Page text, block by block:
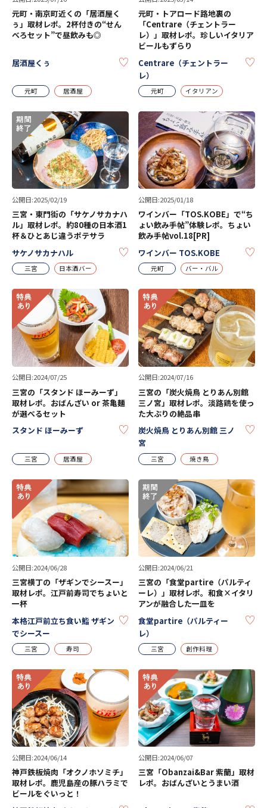
元町・南京町近くの「居酒屋く
ぅ」取材レポ。2杯付きの“せん
べろセット”で昼飲みも◎
居酒屋くぅ KEEP
元町 居酒屋
元町・トアロード路地裏の
「Centrare（チェントラー
レ）」取材レポ。珍しいイタリア
ビールもずらり
Centrare（チェントラー
レ）
元町 イタリアン
公開日:2025/02/19
三宮・東門街の「サケノサカナハ
ル」取材レポ。約80種の日本酒1
杯＆ひとあじ違うポテサラ
サケノサカナハル
KEEP
三宮 日本酒バー
公開日:2025/01/18
ワインバー「TOS.KOBE」で“ち
ょい飲み手帖”体験レポ。ちょい
飲み手帖vol.18[PR]
ワインバー TOS.KOBE
元町 バー・バル
公開日:2024/07/25
三宮の「スタンド ほーみーず」
取材レポ。おばんざい or 茶亀麺
が選べるセット
スタンド ほーみーず
KEEP
三宮 居酒屋
公開日:2024/07/16
三宮の「炭火焼鳥 とりあん別館
三ノ宮」取材レポ。淡路鶏を使っ
た大ぶりの絶品串
炭火焼鳥 とりあん別館 三ノ
宮
三宮 焼き鳥
公開日:2024/06/28
三宮横丁の「ザギンでシースー」
取材レポ。江戸前寿司でちょいと
一杯
本格江戸前立ち食い鮨 ザギン
でシースー
KEEP
三宮 寿司
公開日:2024/06/21
三宮の「食堂partire（パルティ
ーレ）」取材レポ。和食×イタリ
アンが融合した一皿を
食堂partire（パルティー
レ）
三宮 創作料理
公開日:2024/06/14
神戸鉄板焼肉「オクノホソミチ」
取材レポ。鹿児島産の豚ハラミで
ビールをぐいっと！
公開日:2024/06/07
三宮「Obanzai&Bar 紫蘭」取材
レポ。おばんざいとうまい酒